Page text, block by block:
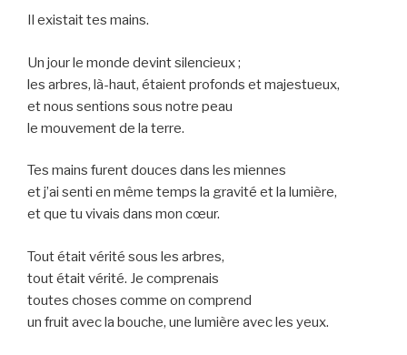
Il existait tes mains.
Un jour le monde devint silencieux ;
les arbres, là-haut, étaient profonds et majestueux,
et nous sentions sous notre peau
le mouvement de la terre.
Tes mains furent douces dans les miennes
et j’ai senti en même temps la gravité et la lumière,
et que tu vivais dans mon cœur.
Tout était vérité sous les arbres,
tout était vérité. Je comprenais
toutes choses comme on comprend
un fruit avec la bouche, une lumière avec les yeux.